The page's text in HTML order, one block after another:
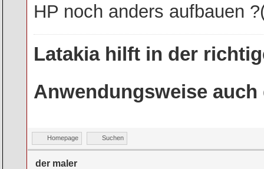
HP noch anders aufbauen
Latakia hilft in der
Anwendungsweise auch
Homepage Suchen
der maler